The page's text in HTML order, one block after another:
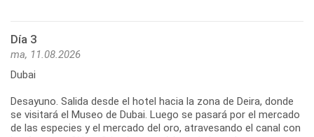
Día 3
ma, 11.08.2026
Dubai
Desayuno. Salida desde el hotel hacia la zona de Deira, donde
se visitará el Museo de Dubai. Luego se pasará por el mercado
de las especies y el mercado del oro, atravesando el canal con